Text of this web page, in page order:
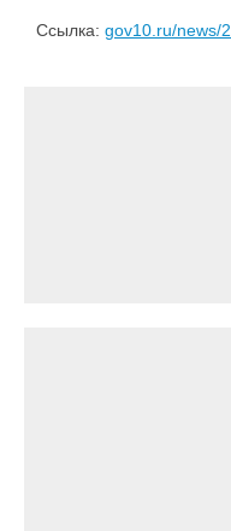
Ссылка: gov10.ru/news/